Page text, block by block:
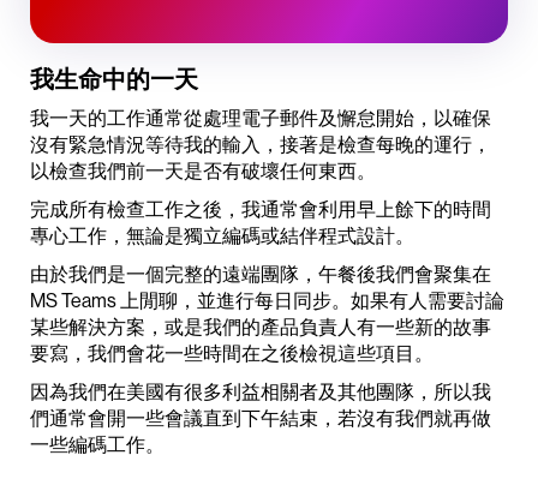
我生命中的一天
我一天的工作通常從處理電子郵件及懈怠開始，以確保
沒有緊急情況等待我的輸入，接著是檢查每晚的運行，
以檢查我們前一天是否有破壞任何東西。
完成所有檢查工作之後，我通常會利用早上餘下的時間
專心工作，無論是獨立編碼或結伴程式設計。
由於我們是一個完整的遠端團隊，午餐後我們會聚集在
MS Teams 上閒聊，並進行每日同步。如果有人需要討論
某些解決方案，或是我們的產品負責人有一些新的故事
要寫，我們會花一些時間在之後檢視這些項目。
因為我們在美國有很多利益相關者及其他團隊，所以我
們通常會開一些會議直到下午結束，若沒有我們就再做
一些編碼工作。